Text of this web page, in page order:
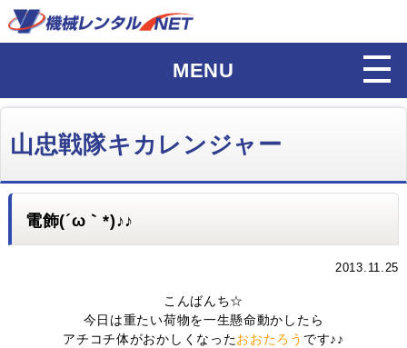
MENU
山忠戦隊キカレンジャー
電飾(´ω｀*)♪♪
2013.11.25
こんばんち☆
今日は重たい荷物を一生懸命動かしたら
アチコチ体がおかしくなったおおたろう です♪♪